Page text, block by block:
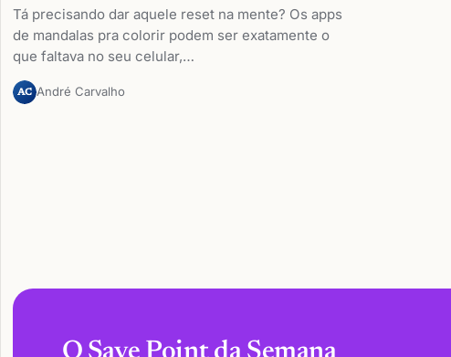
Tá precisando dar aquele reset na mente? Os apps
de mandalas pra colorir podem ser exatamente o
que faltava no seu celular,…
AC André Carvalho